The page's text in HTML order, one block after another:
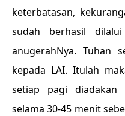
keterbatasan,
sudah berhasil
anugerahNya. Tuhan
kepada LAI. Itulah
setiap pagi diadakan
selama 30-45 menit